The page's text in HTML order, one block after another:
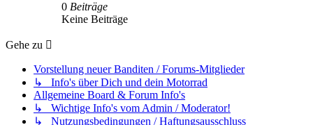
0 Beiträge
Keine Beiträge
Gehe zu
Vorstellung neuer Banditen / Forums-Mitglieder
↳ Info's über Dich und dein Motorrad
Allgemeine Board & Forum Info's
↳ Wichtige Info's vom Admin / Moderator!
↳ Nutzungsbedingungen / Haftungsausschluss